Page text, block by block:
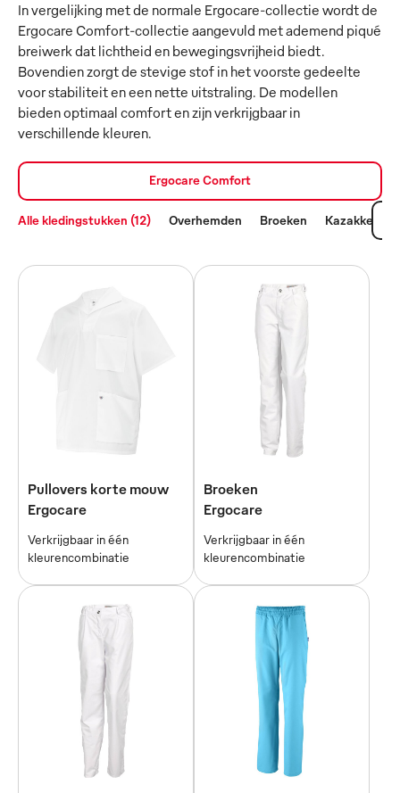
In vergelijking met de normale Ergocare-collectie wordt de
Ergocare Comfort-collectie aangevuld met ademend piqué
breiwerk dat lichtheid en bewegingsvrijheid biedt.
Bovendien zorgt de stevige stof in het voorste gedeelte
voor stabiliteit en een nette uitstraling. De modellen
bieden optimaal comfort en zijn verkrijgbaar in
verschillende kleuren.
Ergocare Comfort
Alle kledingstukken (12) Overhemden Broeken Kazakken
Pullovers korte mouw
Ergocare
Verkrijgbaar in één
kleurencombinatie
Broeken
Ergocare
Verkrijgbaar in één
kleurencombinatie